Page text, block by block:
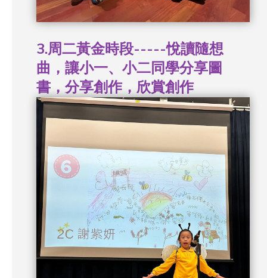
3.周二黃金時段-----悅讀隨想
曲，讓小一、小二同學分享圖
書，分享創作，欣賞創作